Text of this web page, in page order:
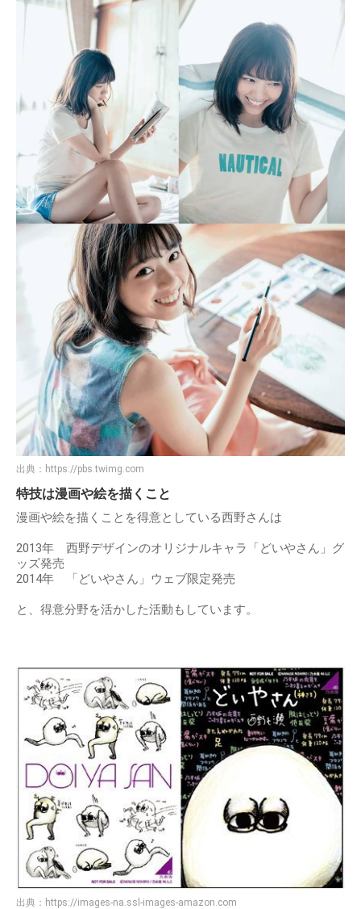
出典： https://pbs.twimg.com
特技は漫画や絵を描くこと
漫画や絵を描くことを得意としている西野さんは
2013年 西野デザインのオリジナルキャラ「どいやさん」グ
ッズ発売
2014年 「どいやさん」ウェブ限定発売
と、得意分野を活かした活動もしています。
出典： https://images-na.ssl-images-amazon.com